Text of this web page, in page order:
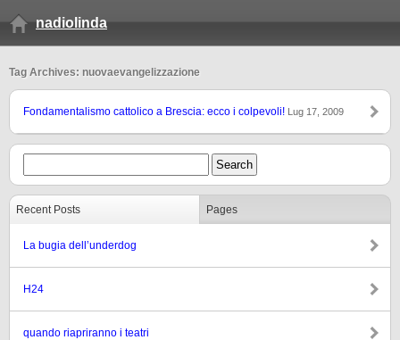
nadiolinda
Tag Archives: nuovaevangelizzazione
Fondamentalismo cattolico a Brescia: ecco i colpevoli! Lug 17, 2009
Recent Posts Pages
La bugia dell’underdog
H24
quando riapriranno i teatri